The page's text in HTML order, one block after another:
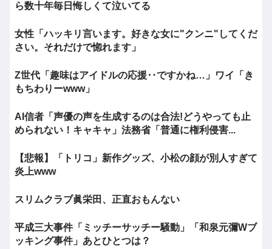
ら数十年毎日悔しくて泣いてる
女性「ハッキリ言います。好きな女に"クンニ"してくだ
さい。それだけで惚れます」
Z世代「趣味はアイドルの応援‥ですかね…」ワイ「き
もちわりーwww」
AI信者「声優の声を生成するのは合法!どうやっても止
められない！キャキャ」法務省「普通に権利侵害...
【悲報】「トリコ」新作グッズ、小松の顔が別人すぎて
炎上www
スリムクラブ眞栄田、正直おもんない
平成三大事件「ミッチーサッチー騒動」「和泉元彌Wブ
ッキング事件」あとひとつは？